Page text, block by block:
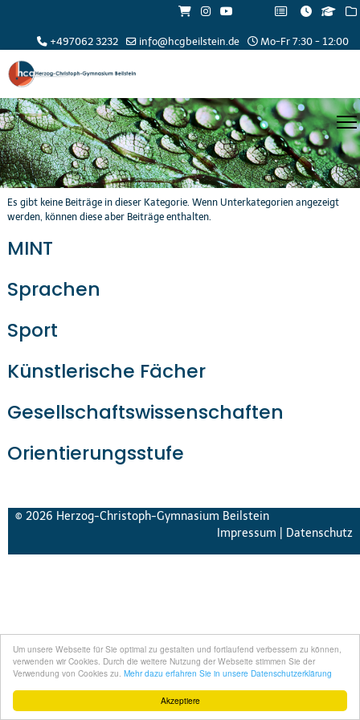
Akzeptiere
Um unsere Webseite für Sie optimal zu gestalten und fortlaufend verbessern zu können,
verwenden wir Cookies. Durch die weitere Nutzung der Webseite stimmen Sie der
Verwendung von Cookies zu. Mehr dazu erfahren Sie in unsere Datenschutzerklärung
+497062 3232 info@hcgbeilstein.de Mo-Fr 7:30 - 12:00
Es gibt keine Beiträge in dieser Kategorie. Wenn Unterkategorien angezeigt
werden, können diese aber Beiträge enthalten.
MINT
Sprachen
Sport
Künstlerische Fächer
Gesellschaftswissenschaften
Orientierungsstufe
© 2026 Herzog-Christoph-Gymnasium Beilstein
Impressum
Datenschutz